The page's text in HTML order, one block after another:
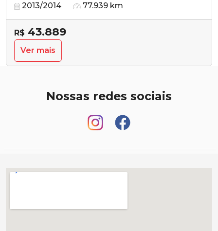
2013/2014 77.939 km
R$ 43.889
Ver mais
Nossas redes sociais